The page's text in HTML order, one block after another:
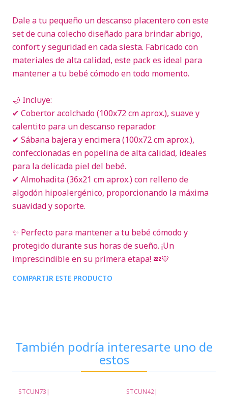
Dale a tu pequeño un descanso placentero con este
set de cuna colecho diseñado para brindar abrigo,
confort y seguridad en cada siesta. Fabricado con
materiales de alta calidad, este pack es ideal para
mantener a tu bebé cómodo en todo momento.
🌙 Incluye:
✔ Cobertor acolchado (100x72 cm aprox.), suave y
calentito para un descanso reparador.
✔ Sábana bajera y encimera (100x72 cm aprox.),
confeccionadas en popelina de alta calidad, ideales
para la delicada piel del bebé.
✔ Almohadita (36x21 cm aprox.) con relleno de
algodón hipoalergénico, proporcionando la máxima
suavidad y soporte.
✨ Perfecto para mantener a tu bebé cómodo y
protegido durante sus horas de sueño. ¡Un
imprescindible en su primera etapa! 💤💙
COMPARTIR ESTE PRODUCTO
También podría interesarte uno de
estos
STCUN73 | STCUN42|